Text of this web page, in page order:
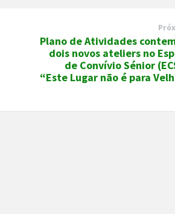
Plano de Atividades
dois novos ateliers no
de Convívio Sénior
“Este Lugar não é para